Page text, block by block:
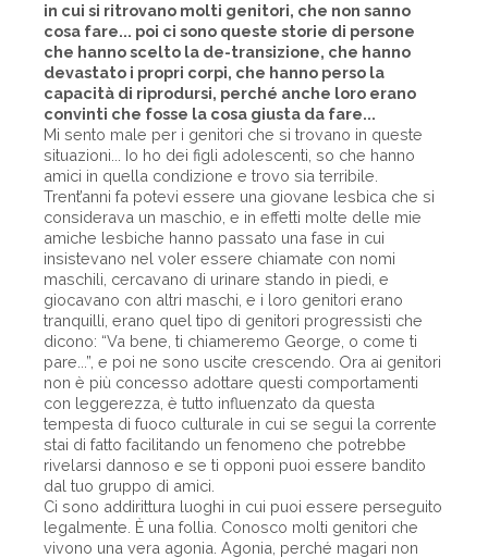
in cui si ritrovano molti genitori, che non sanno
cosa fare... poi ci sono queste storie di persone
che hanno scelto la de-transizione, che hanno
devastato i propri corpi, che hanno perso la
capacità di riprodursi, perché anche loro erano
convinti che fosse la cosa giusta da fare...
Mi sento male per i genitori che si trovano in queste
situazioni... Io ho dei figli adolescenti, so che hanno
amici in quella condizione e trovo sia terribile.
Trent’anni fa potevi essere una giovane lesbica che si
considerava un maschio, e in effetti molte delle mie
amiche lesbiche hanno passato una fase in cui
insistevano nel voler essere chiamate con nomi
maschili, cercavano di urinare stando in piedi, e
giocavano con altri maschi, e i loro genitori erano
tranquilli, erano quel tipo di genitori progressisti che
dicono: “Va bene, ti chiameremo George, o come ti
pare...”, e poi ne sono uscite crescendo. Ora ai genitori
non è più concesso adottare questi comportamenti
con leggerezza, è tutto influenzato da questa
tempesta di fuoco culturale in cui se segui la corrente
stai di fatto facilitando un fenomeno che potrebbe
rivelarsi dannoso e se ti opponi puoi essere bandito
dal tuo gruppo di amici.
Ci sono addirittura luoghi in cui puoi essere perseguito
legalmente. È una follia. Conosco molti genitori che
vivono una vera agonia. Agonia, perché magari non